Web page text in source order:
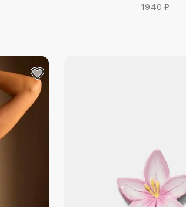
1940 ₽